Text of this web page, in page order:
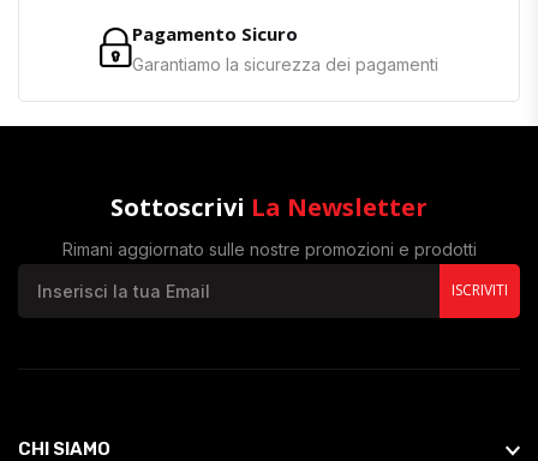
Pagamento Sicuro
Garantiamo la sicurezza dei pagamenti
Sottoscrivi La Newsletter
Rimani aggiornato sulle nostre promozioni e prodotti
ISCRIVITI
CHI SIAMO